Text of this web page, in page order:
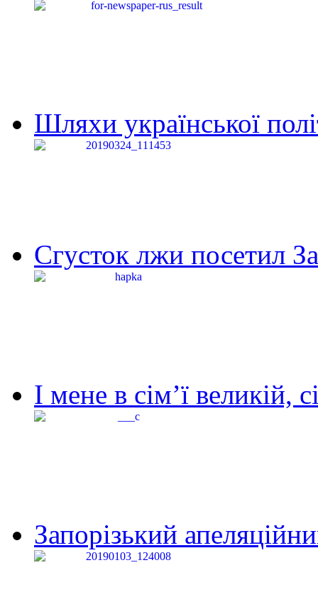
Шляхи української
Сгусток лжи посетил
І мене в сім’ї великій,
Запорізький